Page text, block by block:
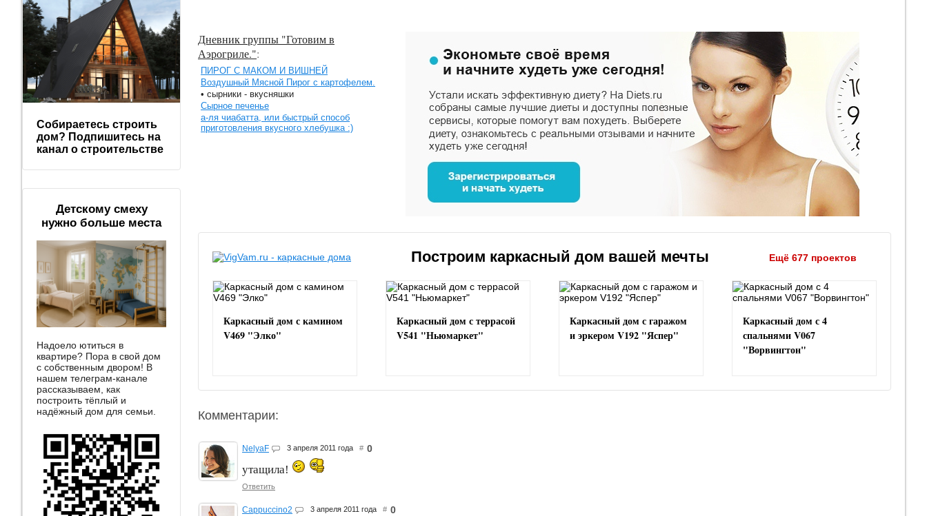
Дневник группы "Готовим в
Аэрогриле.":
ПИРОГ С МАКОМ И ВИШНЕЙ
Воздушный Мясной Пирог с картофелем.
• сырники - вкусняшки
Сырное печенье
а-ля чиабатта, или быстрый способ
приготовления вкусного хлебушка :)
Построим каркасный дом вашей мечты Ещё 677 проектов
Каркасный дом с камином
V469 "Элко"
Каркасный дом с террасой
V541 "Ньюмаркет"
Каркасный дом с гаражом
и эркером V192 "Яспер"
Каркасный дом с 4
спальнями V067
"Ворвингтон"
Комментарии:
NelyaF 3 апреля 2011 года # 0
утащила!
Ответить
Cappuccino2 3 апреля 2011 года # 0
Собираетесь строить
дом? Подпишитесь на
канал о строительстве
Детскому смеху
нужно больше места
Надоело ютиться в
квартире? Пора в свой дом
с собственным двором! В
нашем телеграм-канале
рассказываем, как
построить тёплый и
надёжный дом для семьи.